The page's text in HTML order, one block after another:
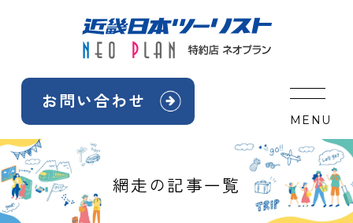
お問い合わせ
MENU
網走の記事一覧